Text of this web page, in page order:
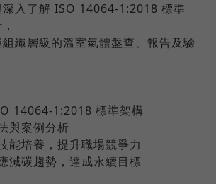
入了解 ISO 14064-1:2018 標準
織層級的溫室氣體盤查、報告及驗
14064-1:2018 標準架構
與案例分析
能培養，提升職場競爭力
減碳趨勢，達成永續目標